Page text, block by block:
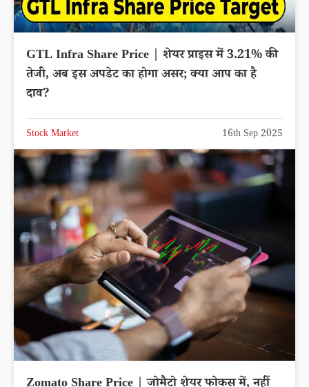
GTL Infra Share Price | शेयर प्राइस में 3.21% की
तेजी, अब इस अपडेट का होगा असर; क्या आप का है
दाव?
Stock Market 16th Sep 2025